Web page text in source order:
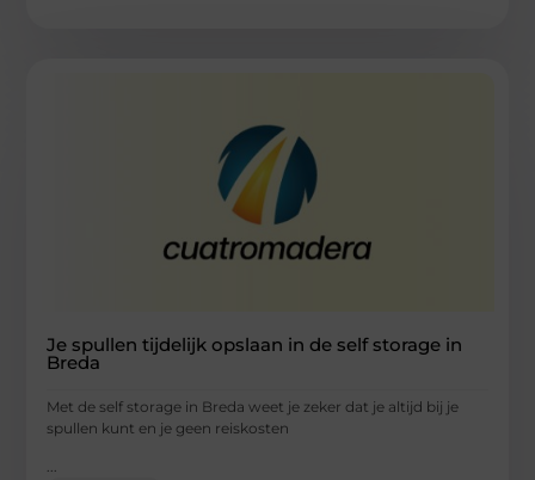
Je spullen tijdelijk opslaan in de self storage in
Breda
Met de self storage in Breda weet je zeker dat je altijd bij je
spullen kunt en je geen reiskosten
...